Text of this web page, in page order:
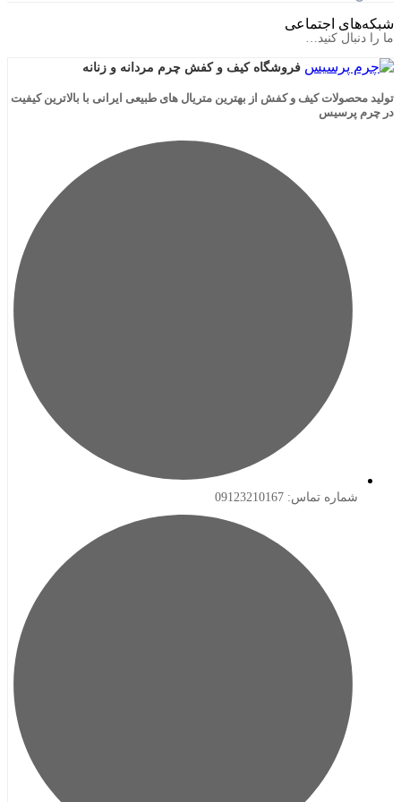
اجتماعی
کنید…
فروشگاه کیف و کفش چرم مردانه و زنانه
کیف و کفش از بهترین متریال های طبیعی ایرانی با بالاترین کیفیت
تماس: 09123210167